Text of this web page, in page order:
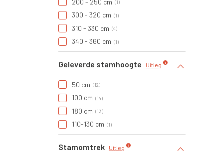
200 - 250 cm 1
300 - 320 cm 1
310 - 330 cm 4
340 - 360 cm 1
Geleverde stamhoogte Uitleg
50 cm 12
100 cm 14
180 cm 13
110-130 cm 1
Stamomtrek Uitleg